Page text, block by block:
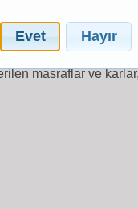
sürünüz için en
görmek için
için elde edilen
masraflar ve
Evet Hayır